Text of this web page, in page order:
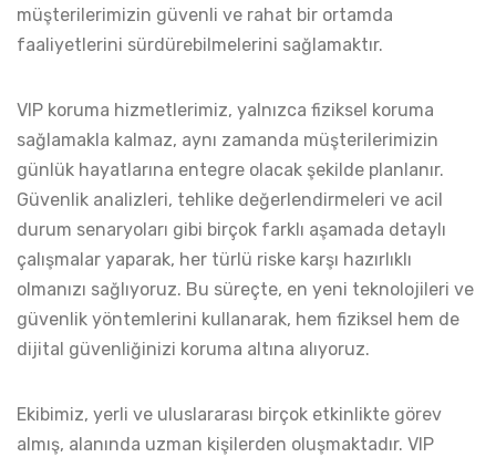
müşterilerimizin güvenli ve rahat bir ortamda
faaliyetlerini sürdürebilmelerini sağlamaktır.
VIP koruma hizmetlerimiz, yalnızca fiziksel koruma
sağlamakla kalmaz, aynı zamanda müşterilerimizin
günlük hayatlarına entegre olacak şekilde planlanır.
Güvenlik analizleri, tehlike değerlendirmeleri ve acil
durum senaryoları gibi birçok farklı aşamada detaylı
çalışmalar yaparak, her türlü riske karşı hazırlıklı
olmanızı sağlıyoruz. Bu süreçte, en yeni teknolojileri ve
güvenlik yöntemlerini kullanarak, hem fiziksel hem de
dijital güvenliğinizi koruma altına alıyoruz.
Ekibimiz, yerli ve uluslararası birçok etkinlikte görev
almış, alanında uzman kişilerden oluşmaktadır. VIP